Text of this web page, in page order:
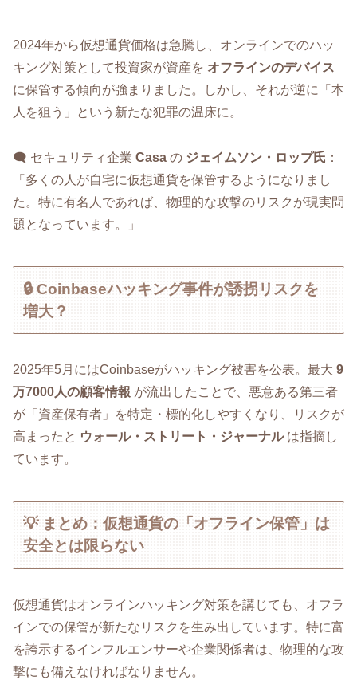
2024年から仮想通貨価格は急騰し、オンラインでのハッ
キング対策として投資家が資産を オフラインのデバイス
に保管する傾向が強まりました。しかし、それが逆に「本
人を狙う」という新たな犯罪の温床に。
🗨️ セキュリティ企業 Casa の ジェイムソン・ロップ氏 ：
「多くの人が自宅に仮想通貨を保管するようになりまし
た。特に有名人であれば、物理的な攻撃のリスクが現実問
題となっています。」
🔒 Coinbaseハッキング事件が誘拐リスクを
増大？
2025年5月にはCoinbaseがハッキング被害を公表。最大 9
万7000人の顧客情報 が流出したことで、悪意ある第三者
が「資産保有者」を特定・標的化しやすくなり、リスクが
高まったと ウォール・ストリート・ジャーナルは指摘し
ています。
💡 まとめ：仮想通貨の「オフライン保管」は
安全とは限らない
仮想通貨はオンラインハッキング対策を講じても、オフラ
インでの保管が新たなリスクを生み出しています。特に富
を誇示するインフルエンサーや企業関係者は、物理的な攻
撃にも備えなければなりません。